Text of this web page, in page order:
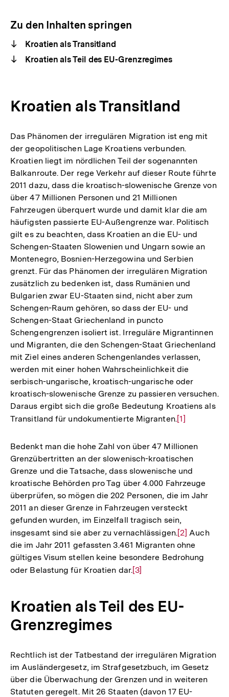
Zu den Inhalten springen
Kroatien als Transitland
Kroatien als Teil des EU-Grenzregimes
Kroatien als Transitland
Das Phänomen der irregulären Migration ist eng mit
der geopolitischen Lage Kroatiens verbunden.
Kroatien liegt im nördlichen Teil der sogenannten
Balkanroute. Der rege Verkehr auf dieser Route führte
2011 dazu, dass die kroatisch-slowenische Grenze von
über 47 Millionen Personen und 21 Millionen
Fahrzeugen überquert wurde und damit klar die am
häufigsten passierte EU-Außengrenze war. Politisch
gilt es zu beachten, dass Kroatien an die EU- und
Schengen-Staaten Slowenien und Ungarn sowie an
Montenegro, Bosnien-Herzegowina und Serbien
grenzt. Für das Phänomen der irregulären Migration
zusätzlich zu bedenken ist, dass Rumänien und
Bulgarien zwar EU-Staaten sind, nicht aber zum
Schengen-Raum gehören, so dass der EU- und
Schengen-Staat Griechenland in puncto
Schengengrenzen isoliert ist. Irreguläre Migrantinnen
und Migranten, die den Schengen-Staat Griechenland
mit Ziel eines anderen Schengenlandes verlassen,
werden mit einer hohen Wahrscheinlichkeit die
serbisch-ungarische, kroatisch-ungarische oder
kroatisch-slowenische Grenze zu passieren versuchen.
Daraus ergibt sich die große Bedeutung Kroatiens als
Transitland für undokumentierte Migranten.Zur
der
Fußnote
[1]
Bedenkt man die hohe Zahl von über 47 Millionen
Grenzübertritten an der slowenisch-kroatischen
Grenze und die Tatsache, dass slowenische und
kroatische Behörden pro Tag über 4.000 Fahrzeuge
überprüfen, so mögen die 202 Personen, die im Jahr
2011 an dieser Grenze in Fahrzeugen versteckt
gefunden wurden, im Einzelfall tragisch sein,
insgesamt sind sie aber zu vernachlässigen.Zur
Auflösung
der
[2] Auch
die im Jahr 2011 gefassten 3.461 Migranten ohne
gültiges Visum stellen keine besondere Bedrohung
oder Belastung für Kroatien dar.Zur
Fußnote
[3]
Kroatien als Teil des EU-
Grenzregimes
Rechtlich ist der Tatbestand der irregulären Migration
im Ausländergesetz, im Strafgesetzbuch, im Gesetz
über die Überwachung der Grenzen und in weiteren
Statuten geregelt. Mit 26 Staaten (davon 17 EU-